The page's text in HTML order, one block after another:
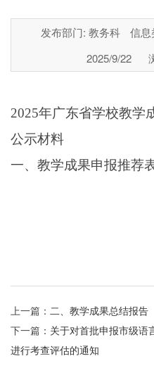
发布部门: 教务科 信息
2025/9/22
2025年广东省学校教学
公示材料
一、教学成果申报推荐
上一篇： 二、教学成果总结报告
下一篇： 关于对首批申报市级语
进行考查评估的通知